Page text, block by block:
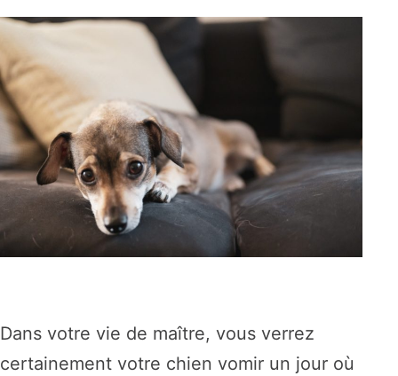
Dans votre vie de maître, vous verrez
certainement votre chien vomir un jour où